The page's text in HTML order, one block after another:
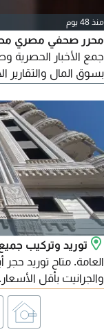
منذ 48 يوم
جمع الأخبار الحصرية
بسوق المال والتقارير
توريد وتركيب
العامة. متاح توريد
والجرانيت بأقل
ومتاح تصدير لجميع